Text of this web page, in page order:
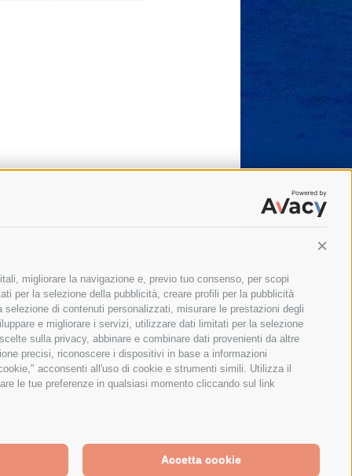
migliorare la navigazione e, previo tuo consenso, per scopi
per la selezione della pubblicità, creare profili per la pubblicità
di contenuti personalizzati, misurare le prestazioni degli
e migliorare i servizi, utilizzare dati limitati per la selezione
sulla privacy, abbinare e combinare dati provenienti da altre
precisi, riconoscere i dispositivi in base a informazioni
acconsenti all'uso di cookie e strumenti simili. Utilizza il
le tue preferenze in qualsiasi momento cliccando sul link
Accetta cookie